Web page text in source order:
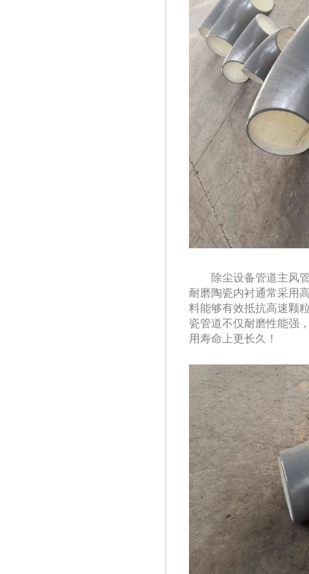
除尘设备管道主风
耐磨陶瓷内衬通常采用
料能够有效抵抗高速颗
瓷管道不仅耐磨性能强
用寿命上更长久！